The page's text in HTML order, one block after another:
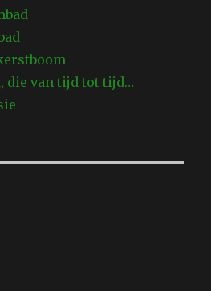
die van tijd tot tijd…